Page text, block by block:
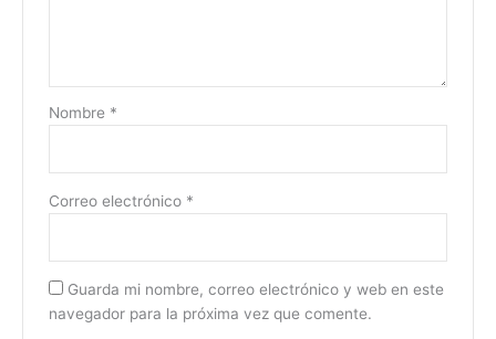
Nombre *
Correo electrónico *
Guarda mi nombre, correo electrónico y web en este
navegador para la próxima vez que comente.